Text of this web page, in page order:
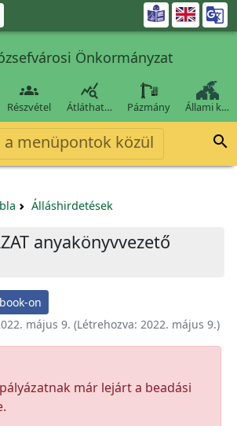

Önkormányzat

Részvétel

Átláthat… Pázmány Állami k…
a menüpontok közül 
Álláshirdetések
anyakönyvvezető
on
május 9. (Létrehozva: 2022. május 9.)
már lejárt a beadási